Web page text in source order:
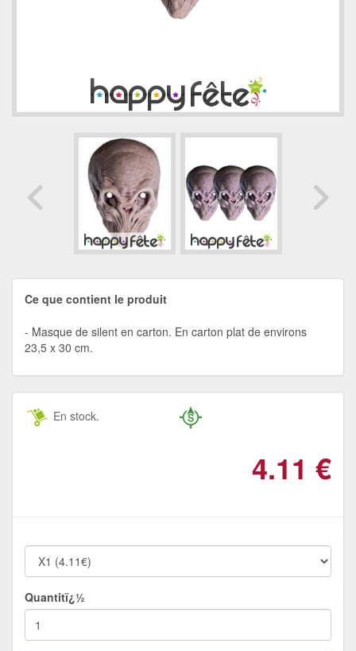
Ce que contient le produit
Masque de silent en carton. En carton plat de environs
23,5 x 30 cm.
En stock.
4.11 €
Quantitï¿½